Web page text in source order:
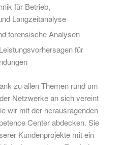
für Betrieb,
Langzeitanalyse
forensische Analysen
für
zu allen Themen rund um
Netzwerke an sich vereint
wir mit der herausragenden
Center abdecken. Sie
Kundenprojekte mit ein